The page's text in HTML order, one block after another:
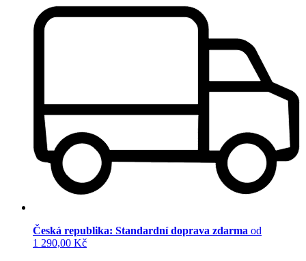
Česká republika: Standardní doprava zdarma od
1 290,00 Kč